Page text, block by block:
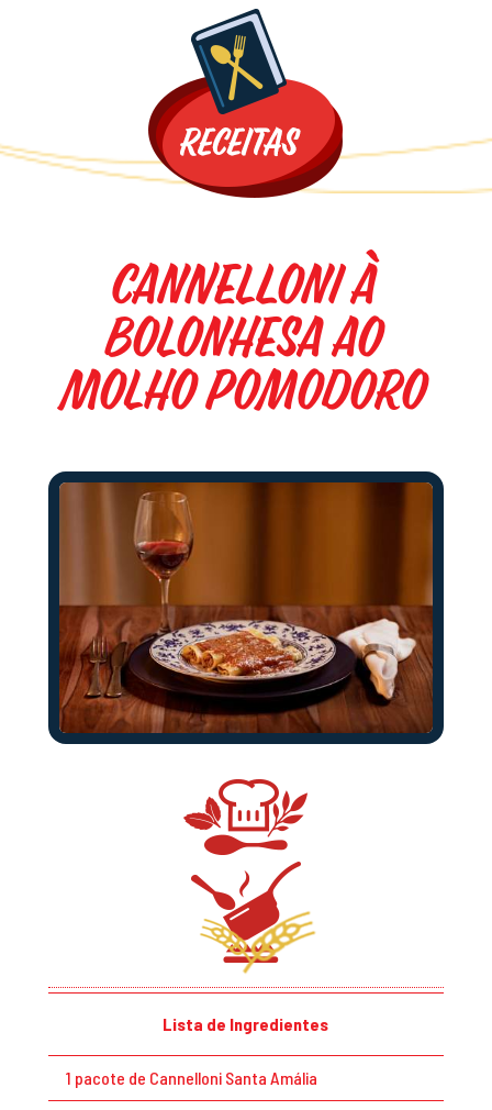
Cannelloni à
Bolonhesa ao
Molho Pomodoro
Lista de Ingredientes
1 pacote de Cannelloni Santa Amália